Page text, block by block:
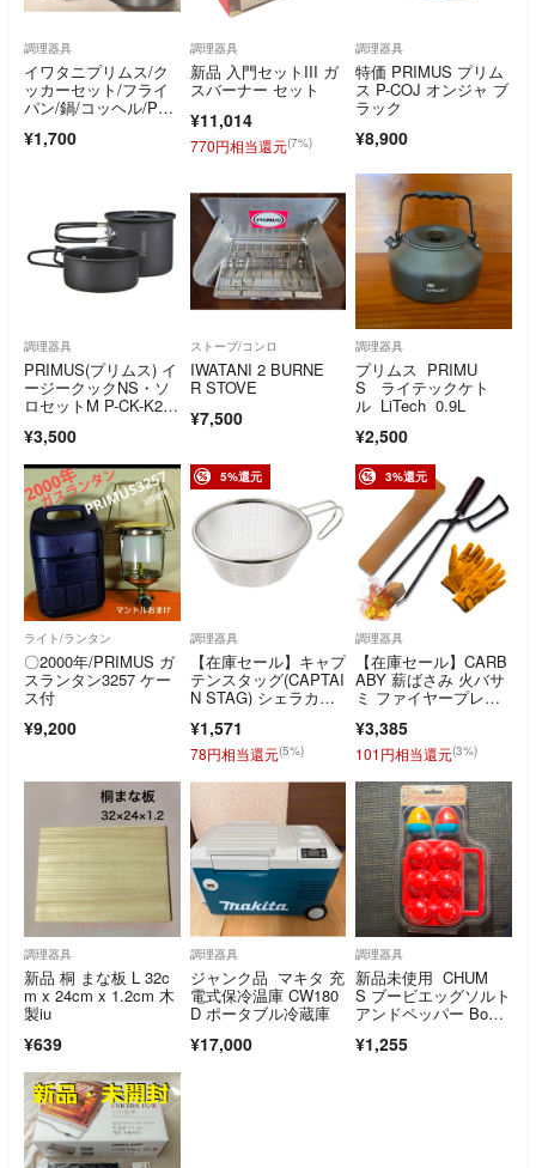
調理器具
イワタニプリムス/ク
ッカーセット/フライ
パン/鍋/コッヘル/PRI
¥1,700
調理器具
新品 入門セットIII ガ
スバーナー セット
¥11,014
770円相当還元(7%)
調理器具
特価 PRIMUS プリム
ス P-COJ オンジャ ブ
ラック
¥8,900
調理器具
PRIMUS(プリムス) イ
ージークックNS・ソ
ロセットM P-CK-K20
¥3,500
ストーブ/コンロ
IWATANI 2 BURNE
R STOVE
¥7,500
調理器具
プリムス PRIMU
S ライテックケト
ル LiTech 0.9L
¥2,500
ライト/ランタン
〇2000年/PRIMUS ガ
スランタン3257 ケー
ス付
¥9,200
5%還元
調理器具
【在庫セール】キャプ
テンスタッグ(CAPTAI
N STAG) シェラカッ
¥1,571
78円相当還元(5%)
3%還元
調理器具
【在庫セール】CARB
ABY 薪ばさみ 火バサ
ミ ファイヤープレー
¥3,385
101円相当還元(3%)
調理器具
新品 桐 まな板 L 32c
m x 24cm x 1.2cm 木
製iu
¥639
調理器具
ジャンク品 マキタ 充
電式保冷温庫 CW180
D ポータブル冷蔵庫
¥17,000
調理器具
新品未使用 CHUM
S ブービエッグソルト
アンドペッパー Boob
r CH62-1812
¥1,255